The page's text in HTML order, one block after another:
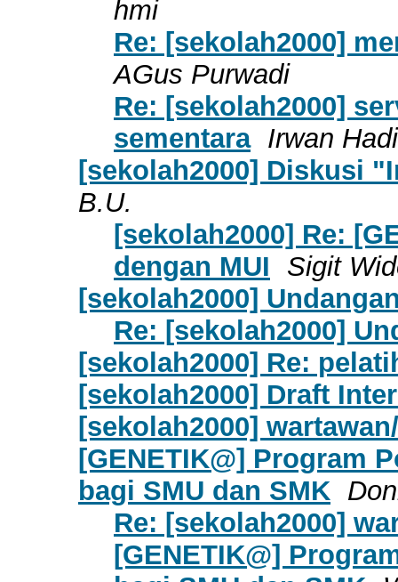
hmi
Re: [sekolah2000]
AGus Purwadi
Re: [sekolah2000]
sementara Irwan Hadi
[sekolah2000] Diskusi
B.U.
[sekolah2000] Re:
dengan MUI
Sigit
[sekolah2000]
Re: [sekolah2000]
[sekolah2000] Re:
[sekolah2000] Draft
[sekolah2000]
[GENETIK@] Program
bagi SMU dan SMK
Re: [sekolah2000]
[GENETIK@]